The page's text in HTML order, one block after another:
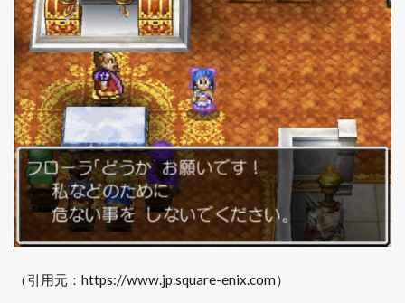
（引用元：https://www.jp.square-enix.com）